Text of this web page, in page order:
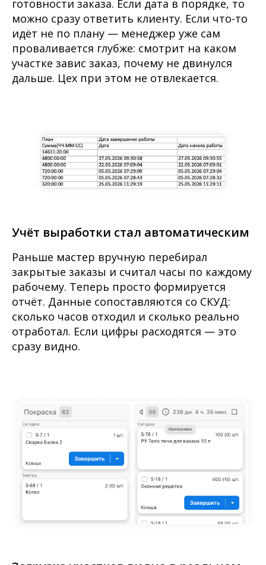
готовности заказа. Если дата в порядке, то
можно сразу ответить клиенту. Если что-то
идёт не по плану — менеджер уже сам
проваливается глубже: смотрит на каком
участке завис заказ, почему не двинулся
дальше. Цех при этом не отвлекается.
Учёт выработки стал автоматическим
Раньше мастер вручную перебирал
закрытые заказы и считал часы по каждому
рабочему. Теперь просто формируется
отчёт. Данные сопоставляются со СКУД:
сколько часов отходил и сколько реально
отработал. Если цифры расходятся — это
сразу видно.